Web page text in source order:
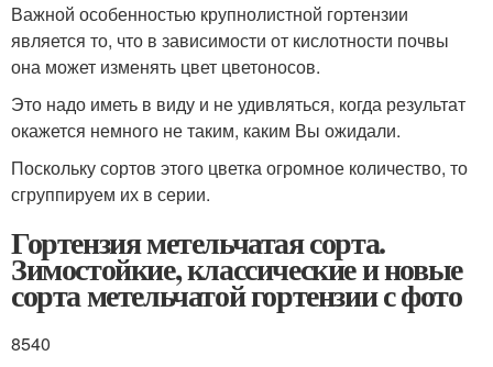
Важной особенностью крупнолистной гортензии
является то, что в зависимости от кислотности почвы
она может изменять цвет цветоносов.
Это надо иметь в виду и не удивляться, когда результат
окажется немного не таким, каким Вы ожидали.
Поскольку сортов этого цветка огромное количество, то
сгруппируем их в серии.
Гортензия метельчатая сорта.
Зимостойкие, классические и новые
сорта метельчатой гортензии с фото
8540